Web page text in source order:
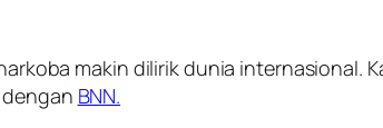
makin dilirik dunia internasional.
BNN.